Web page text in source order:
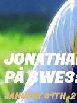
PÅ
JANUARY 31TH,